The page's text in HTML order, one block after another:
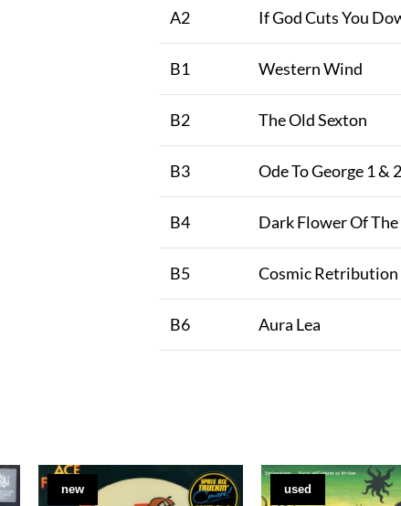
A2 If God Cuts You
B1 Western Wind
B2 The Old Sexton
B3 Ode To George 1 & 2
B4 Dark Flower Of
B5 Cosmic Retribution
B6 Aura Lea
new used